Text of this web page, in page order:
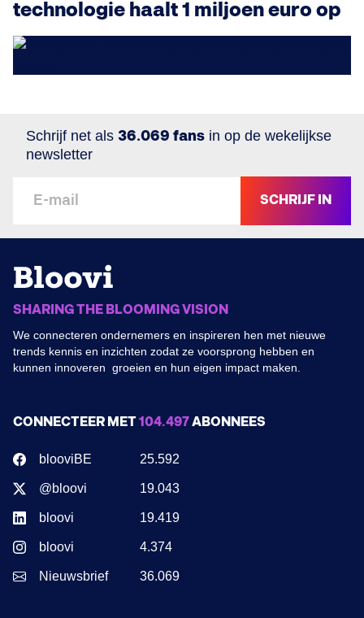
technologie haalt 1 miljoen euro op
Schrijf net als 36.069 fans in op de wekelijkse
newsletter
SCHRIJF IN
SHARING THE BLOOMING VISION
We connecteren ondernemers en inspireren hen met nieuwe
trends kennis en inzichten zodat ze voorsprong hebben en
kunnen innoveren groeien en hun eigen impact maken.
CONNECTEER MET104.497ABONNEES
blooviBE 25.592
@bloovi 19.043
bloovi 19.419
bloovi 4.374
Nieuwsbrief 36.069